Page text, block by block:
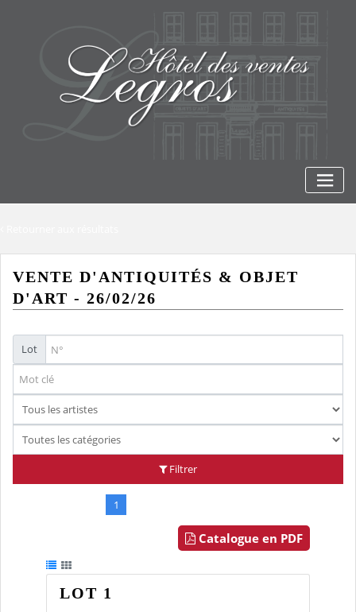
VENTE D'ANTIQUITÉS & OBJET
D'ART - 26/02/26
Lot
Filtrer
1
Catalogue en PDF
LOT 1